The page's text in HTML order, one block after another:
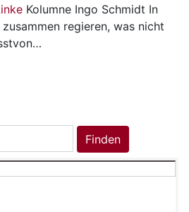
Kolumne Ingo Schmidt In
regieren, was nicht
Finden